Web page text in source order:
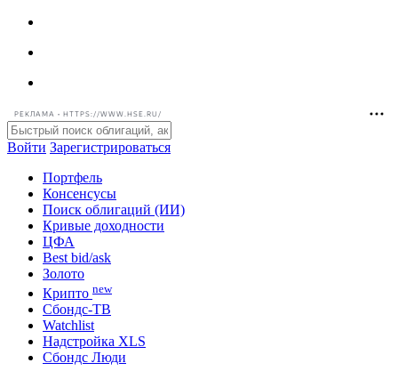
РЕКЛАМА • HTTPS://WWW.HSE.RU/
Войти Зарегистрироваться
Портфель
Консенсусы
Поиск облигаций (ИИ)
Кривые доходности
ЦФА
Best bid/ask
Золото
Крипто new
Сбондс-ТВ
Watchlist
Надстройка XLS
Сбондс Люди